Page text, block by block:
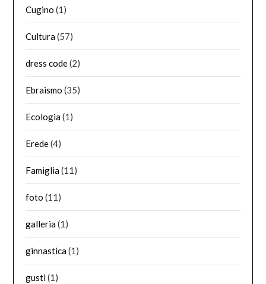
Cugino (1)
Cultura(57)
dress code(2)
Ebraismo (35)
Ecologia(1)
Erede(4)
Famiglia(11)
foto (11)
galleria(1)
ginnastica(1)
gusti(1)